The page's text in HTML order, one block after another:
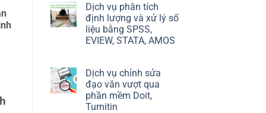
Dịch vụ phân tích
định lượng và xử lý số
liệu bằng SPSS,
EVIEW, STATA, AMOS
Dịch vụ chỉnh sửa
đạo văn vượt qua
phần mềm Doit,
Turnitin